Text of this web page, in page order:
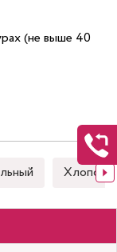
(не выше 40
Хлопок